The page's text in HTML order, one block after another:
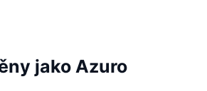
jako Azuro